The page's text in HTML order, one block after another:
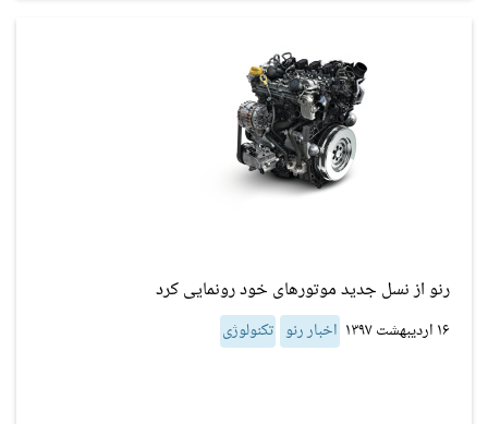
رنو از نسل جدید موتورهای خود رونمایی کرد
۱۶ اردیبهشت ۱۳۹۷ اخبار رنو تکنولوژی